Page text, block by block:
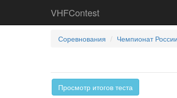
VHFContest
Соревнования Чемпионат России
Просмотр итогов теста